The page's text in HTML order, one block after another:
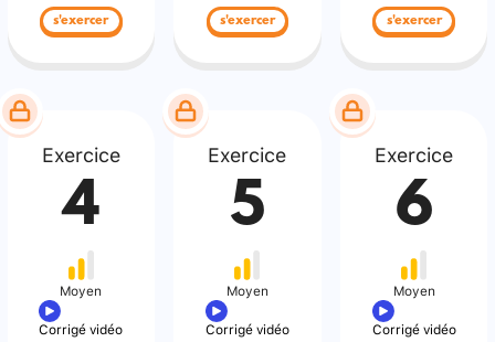
s'exercer s'exercer s'exercer
Exercice
4
Moyen
Corrigé vidéo
Exercice
5
Moyen
Corrigé vidéo
Exercice
6
Moyen
Corrigé vidéo